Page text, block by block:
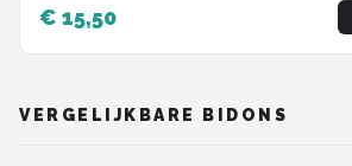
€ 15,50
VERGELIJKBARE BIDONS